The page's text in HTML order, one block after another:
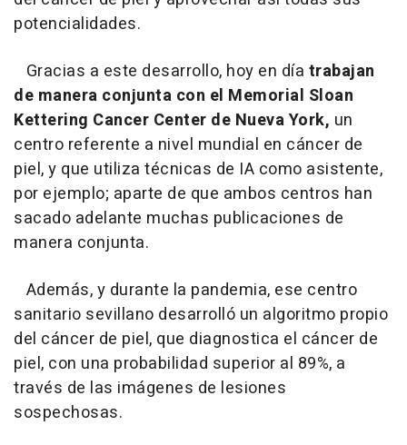
potencialidades.
Gracias a este desarrollo, hoy en día trabajan
de manera conjunta con el Memorial Sloan
Kettering Cancer Center de Nueva York, un
centro referente a nivel mundial en cáncer de
piel, y que utiliza técnicas de IA como asistente,
por ejemplo; aparte de que ambos centros han
sacado adelante muchas publicaciones de
manera conjunta.
Además, y durante la pandemia, ese centro
sanitario sevillano desarrolló un algoritmo propio
del cáncer de piel, que diagnostica el cáncer de
piel, con una probabilidad superior al 89%, a
través de las imágenes de lesiones
sospechosas.